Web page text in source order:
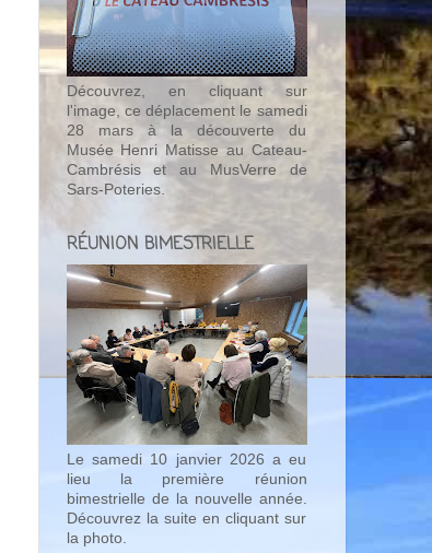
Découvrez, en cliquant sur
l'image, ce déplacement le samedi
28 mars à la découverte du
Musée Henri Matisse au Cateau-
Cambrésis et au MusVerre de
Sars-Poteries.
RÉUNION BIMESTRIELLE
Le samedi 10 janvier 2026 a eu
lieu la première réunion
bimestrielle de la nouvelle année.
Découvrez la suite en cliquant sur
la photo.